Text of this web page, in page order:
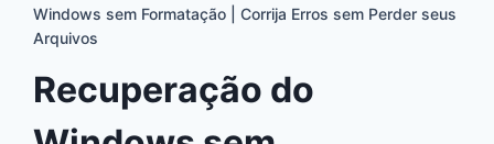
Windows sem Formatação | Corrija Erros sem Perder seus
Arquivos
Recuperação do